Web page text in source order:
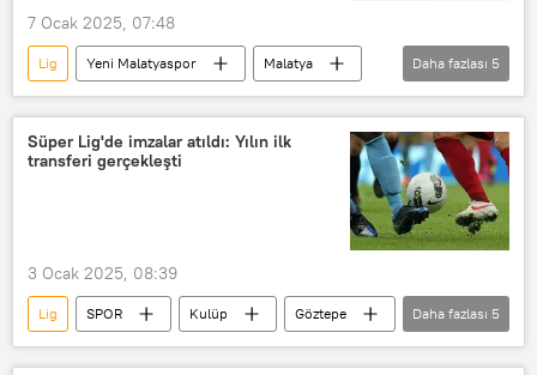
7 Ocak 2025, 07:48
Lig Yeni Malatyaspor
Malatya
Türkiye Futbol Federasyonu (TFF)
Kulüp
Puan
Puan sistemi
SPOR
Daha fazlası 5
Süper Lig'de imzalar atıldı: Yılın ilk
transferi gerçekleşti
3 Ocak 2025, 08:39
Lig SPOR Kulüp
Göztepe
İzmir
Eyüpspor
Süper Lig
Daha fazlası 5